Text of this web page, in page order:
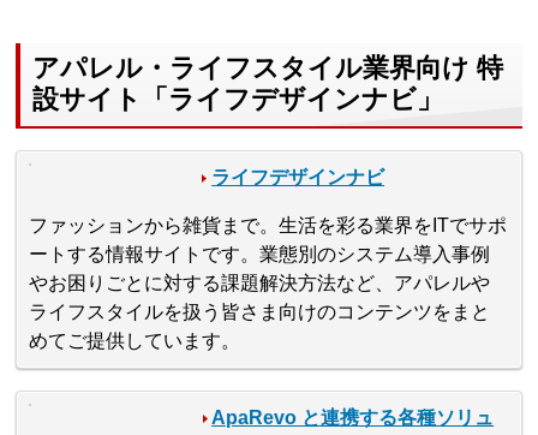
アパレル・ライフスタイル業界向け 特
設サイト「ライフデザインナビ」
ライフデザインナビ
ファッションから雑貨まで。生活を彩る業界をITでサポ
ートする情報サイトです。業態別のシステム導入事例
やお困りごとに対する課題解決方法など、アパレルや
ライフスタイルを扱う皆さま向けのコンテンツをまと
めてご提供しています。
ApaRevo と連携する各種ソリュ